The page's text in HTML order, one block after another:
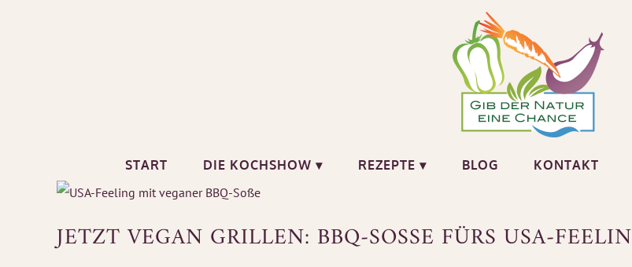
START DIE KOCHSHOW ▾ REZEPTE ▾ BLOG KONTAKT
JETZT VEGAN GRILLEN: BBQ-SOSSE FÜRS USA-FEELING